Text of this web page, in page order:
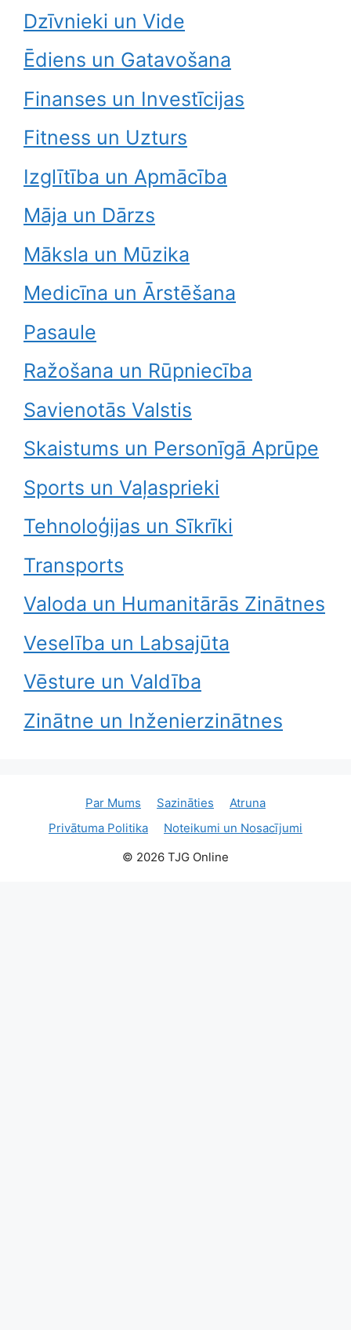
Dzīvnieki un Vide
Ēdiens un Gatavošana
Finanses un Investīcijas
Fitness un Uzturs
Izglītība un Apmācība
Māja un Dārzs
Māksla un Mūzika
Medicīna un Ārstēšana
Pasaule
Ražošana un Rūpniecība
Savienotās Valstis
Skaistums un Personīgā Aprūpe
Sports un Vaļasprieki
Tehnoloģijas un Sīkrīki
Transports
Valoda un Humanitārās Zinātnes
Veselība un Labsajūta
Vēsture un Valdība
Zinātne un Inženierzinātnes
Par Mums Sazināties
Atruna
Privātuma Politika
Noteikumi un Nosacījumi
© 2026 TJG Online